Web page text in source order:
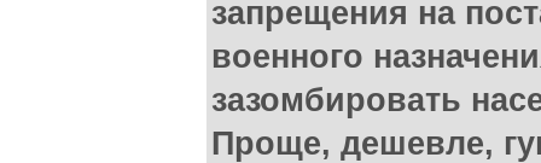
запрещения на
военного
зазомбировать
Проще, дешевле,